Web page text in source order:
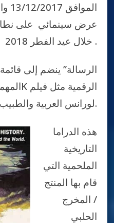
عرض سينمائي على
خلال عيد الفطر 2018 .
لورانس العربية والطبيب زيفاجو.
هذه الدراما
التاريخية
الملحمية التي
قام بها المنتج
/ المخرج
الحلبي